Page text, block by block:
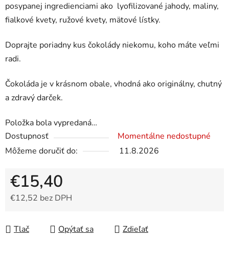
posypanej ingredienciami ako lyofilizované jahody, maliny,
fialkové kvety, ružové kvety, mätové lístky.
Doprajte poriadny kus čokolády niekomu, koho máte veľmi
radi.
Čokoláda je v krásnom obale, vhodná ako originálny, chutný
a zdravý darček.
Položka bola vypredaná…
Dostupnosť
Momentálne nedostupné
Môžeme doručiť do:
11.8.2026
€15,40
€12,52 bez DPH
Tlač
Opýtať sa Zdieľať